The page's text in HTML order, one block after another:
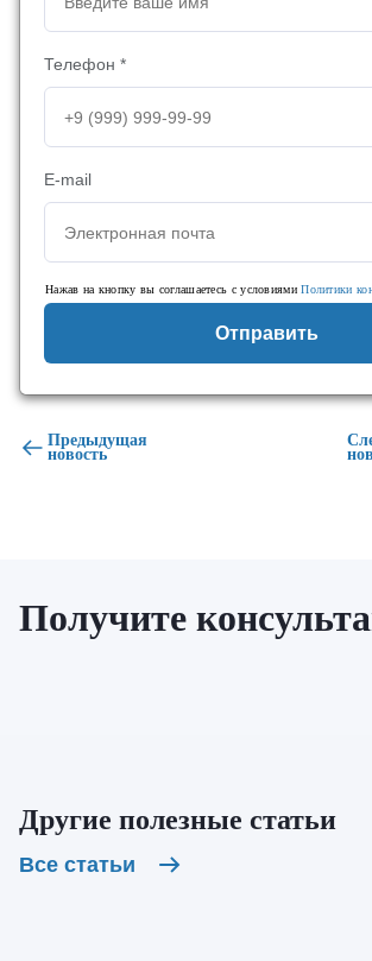
Телефон *
E-mail
Нажав на кнопку вы соглашаетесь с условиямиПолитики
Отправить
Предыдущая
новость
Получите
Другие полезные статьи
Все статьи